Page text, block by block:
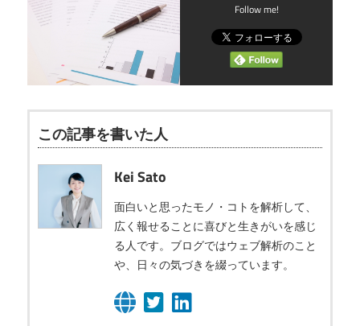
Follow me!
この記事を書いた人
Kei Sato
面白いと思ったモノ・コトを解析して、
広く報せることに喜びと生きがいを感じ
る人です。ブログではウェブ解析のこと
や、日々の気づきを綴っています。